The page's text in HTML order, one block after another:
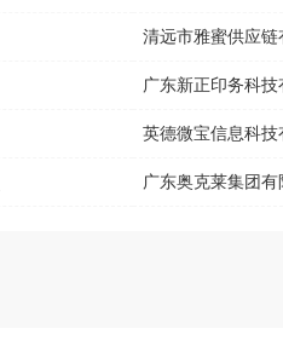
清远市雅蜜供应链
广东新正印务科技
英德微宝信息科技
广东奥克莱集团有